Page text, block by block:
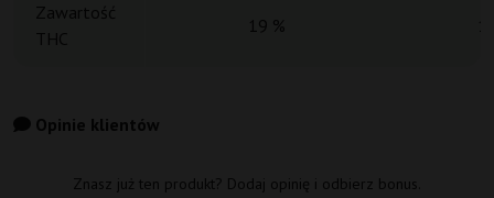
Zawartość
THC
19 %
Opinie klientów
Znasz już ten produkt? Dodaj opinię i odbierz bonus.